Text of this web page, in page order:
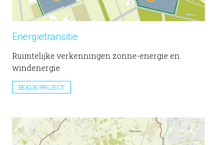
Energietransitie
Ruimtelijke verkenningen zonne-energie en
windenergie
BEKIJK PROJECT